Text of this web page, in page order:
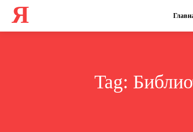
Я
Tag: